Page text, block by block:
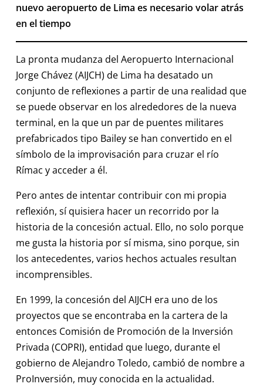
nuevo aeropuerto de Lima es necesario volar atrás
en el tiempo
La pronta mudanza del Aeropuerto Internacional
Jorge Chávez (AIJCH) de Lima ha desatado un
conjunto de reflexiones a partir de una realidad que
se puede observar en los alrededores de la nueva
terminal, en la que un par de puentes militares
prefabricados tipo Bailey se han convertido en el
símbolo de la improvisación para cruzar el río
Rímac y acceder a él.
Pero antes de intentar contribuir con mi propia
reflexión, sí quisiera hacer un recorrido por la
historia de la concesión actual. Ello, no solo porque
me gusta la historia por sí misma, sino porque, sin
los antecedentes, varios hechos actuales resultan
incomprensibles.
En 1999, la concesión del AIJCH era uno de los
proyectos que se encontraba en la cartera de la
entonces Comisión de Promoción de la Inversión
Privada (COPRI), entidad que luego, durante el
gobierno de Alejandro Toledo, cambió de nombre a
ProInversión, muy conocida en la actualidad.